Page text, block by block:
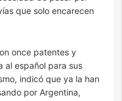
que solo encarecen
once patentes y
al español para sus
indicó que ya la han
por Argentina,